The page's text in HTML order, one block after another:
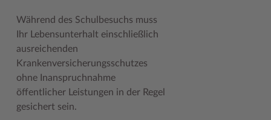
Während des Schulbesuchs muss
Ihr Lebensunterhalt einschließlich
ausreichenden
Krankenversicherungsschutzes
ohne Inanspruchnahme
öffentlicher Leistungen in der Regel
gesichert sein.